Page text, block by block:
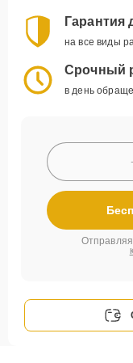
Гарантия
на все виды
Срочный
в день